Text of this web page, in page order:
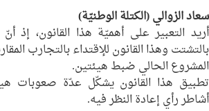
سعاد الزوالي(الكتلة الوطنيّة)
أريد التعبير على أهميّة هذا القانون، إذ
بالتشتت وهذا القانون للإقتداء بالتجارب
المشروع الحالي ضبط هيئتين.
تطبيق هذا القانون يشكّل عدّة صعوبات
أشاطر رأي إعادة النظر فيه.